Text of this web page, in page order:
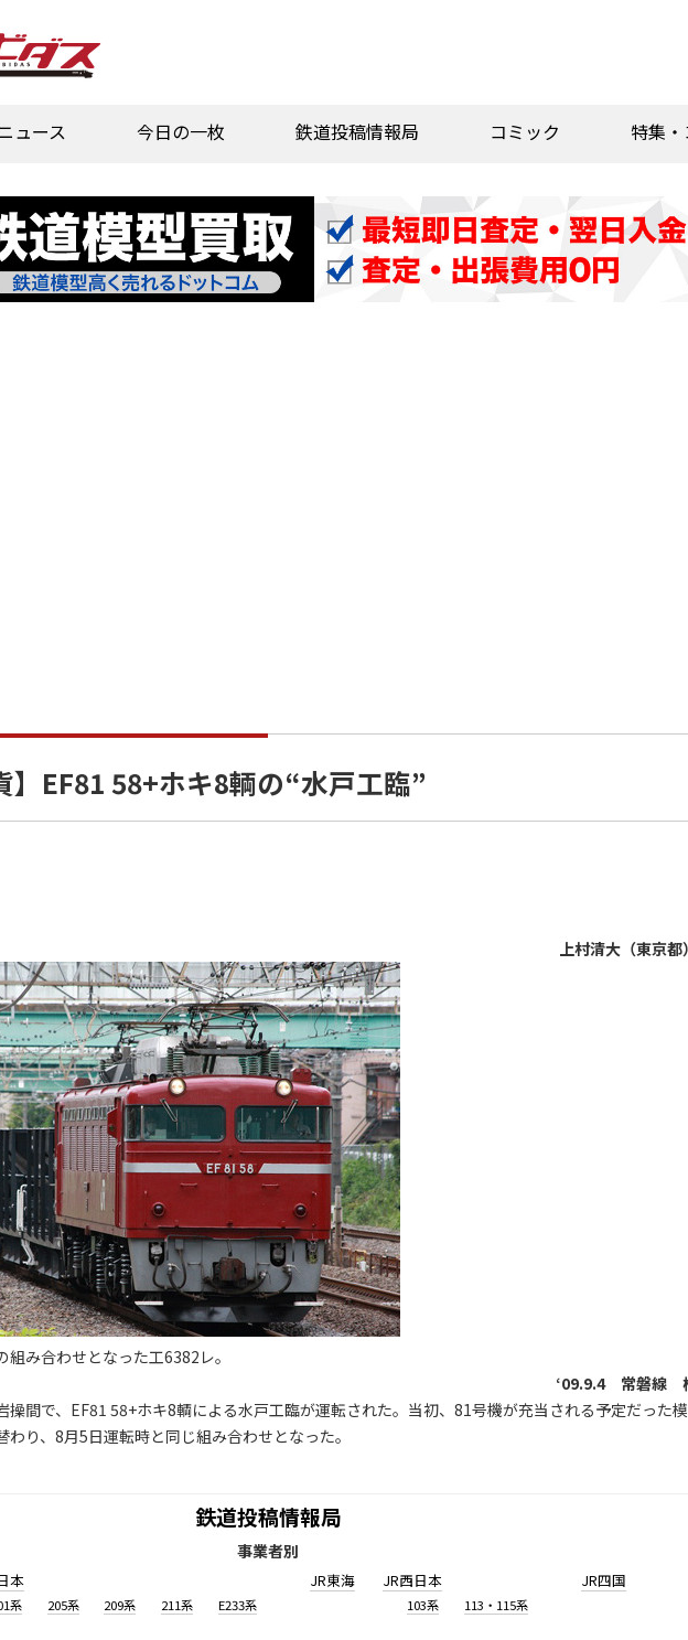
ュース 今日の一枚 鉄道投稿情報局 コミック 特集
】EF81 58+ホキ8輌の“水戸工臨”
上村清大（東京都）
み合わせとなった工6382レ。
‘09.9.4 常磐線
間で、EF81 58+ホキ8輌による水戸工臨が運転された。当初、81号機が充当される予定だった模
り、8月5日運転時と同じ組み合わせとなった。
鉄道投稿情報局
事業者別
本
系 205系 209系 211系 E233系
JR東海 JR西日本
103系 113・115系
JR四国